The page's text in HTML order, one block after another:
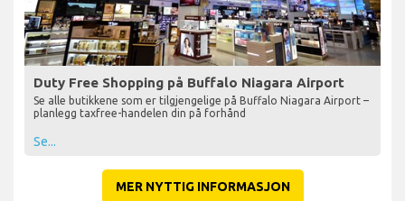
Duty Free Shopping på Buffalo Niagara Airport
Se alle butikkene som er tilgjengelige på Buffalo Niagara Airport –
planlegg taxfree-handelen din på forhånd
Se...
MER NYTTIG INFORMASJON